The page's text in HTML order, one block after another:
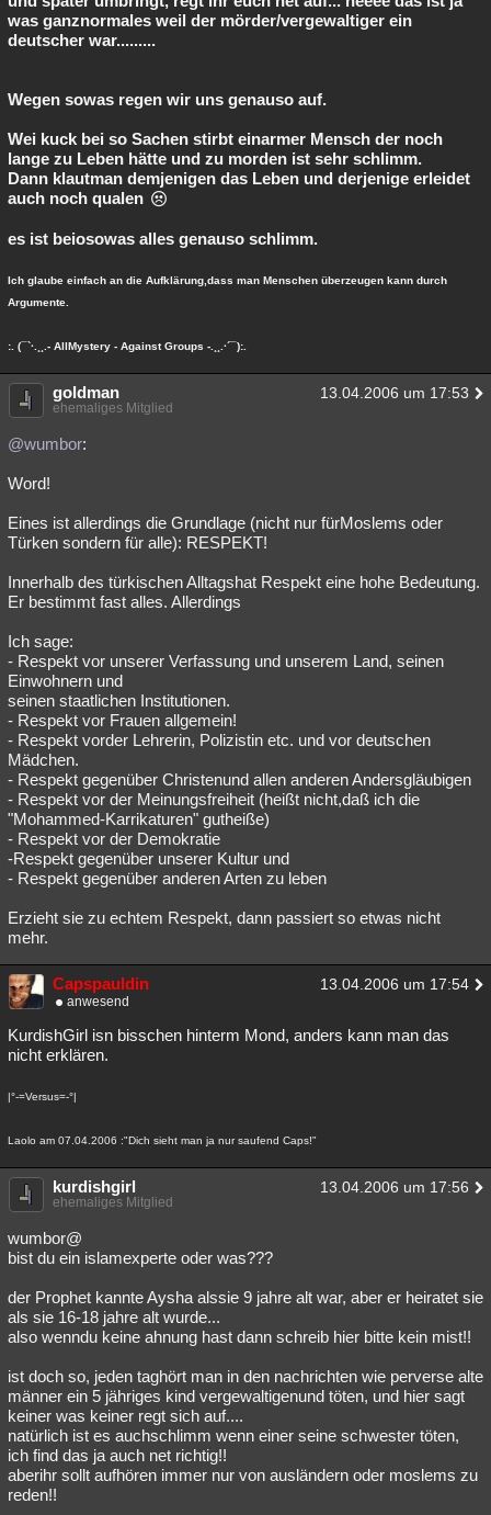
was ganznormales weil der mörder/vergewaltiger ein
deutscher war.........
Wegen sowas regen wir uns genauso auf.
Wei kuck bei so Sachen stirbt einarmer Mensch der noch
lange zu Leben hätte und zu morden ist sehr schlimm.
Dann klautman demjenigen das Leben und derjenige erleidet
auch noch qualen
es ist beiosowas alles genauso schlimm.
Ich glaube einfach an die Aufklärung,dass man Menschen überzeugen kann durch
Argumente.
:. (¯`·.¸¸.- AllMystery - Against Groups -.¸¸.·´¯):.
goldman 13.04.2006 um 17:53
ehemaliges Mitglied
@wumbor:
Word!
Eines ist allerdings die Grundlage (nicht nur fürMoslems oder
Türken sondern für alle): RESPEKT!
Innerhalb des türkischen Alltagshat Respekt eine hohe Bedeutung.
Er bestimmt fast alles. Allerdings
Ich sage:
- Respekt vor unserer Verfassung und unserem Land, seinen
Einwohnern und
seinen staatlichen Institutionen.
- Respekt vor Frauen allgemein!
- Respekt vorder Lehrerin, Polizistin etc. und vor deutschen
Mädchen.
- Respekt gegenüber Christenund allen anderen Andersgläubigen
- Respekt vor der Meinungsfreiheit (heißt nicht,daß ich die
"Mohammed-Karrikaturen" gutheiße)
- Respekt vor der Demokratie
-Respekt gegenüber unserer Kultur und
- Respekt gegenüber anderen Arten zu leben
Erzieht sie zu echtem Respekt, dann passiert so etwas nicht
mehr.
Capspauldin 13.04.2006 um 17:54
anwesend
KurdishGirl isn bisschen hinterm Mond, anders kann man das
nicht erklären.
|°-=Versus=-°|
Laolo am 07.04.2006 :"Dich sieht man ja nur saufend Caps!"
kurdishgirl 13.04.2006 um 17:56
ehemaliges Mitglied
wumbor@
bist du ein islamexperte oder was???
der Prophet kannte Aysha alssie 9 jahre alt war, aber er heiratet sie
als sie 16-18 jahre alt wurde...
also wenndu keine ahnung hast dann schreib hier bitte kein mist!!
ist doch so, jeden taghört man in den nachrichten wie perverse alte
männer ein 5 jähriges kind vergewaltigenund töten, und hier sagt
keiner was keiner regt sich auf....
natürlich ist es auchschlimm wenn einer seine schwester töten,
ich find das ja auch net richtig!!
aberihr sollt aufhören immer nur von ausländern oder moslems zu
reden!!